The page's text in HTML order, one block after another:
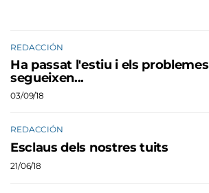
REDACCIÓN
Ha passat l'estiu i els problemes
segueixen...
03/09/18
REDACCIÓN
Esclaus dels nostres tuits
21/06/18